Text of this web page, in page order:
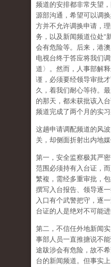
频道的安排都非常失望
源部沟通，希望可以调
方并不允许调换申请，
务，以及新闻频道位处“
会有危险等。后来，港
电视台终于答应将我们
道〉。然而，人事部解
谨，必须要经领导审批
久，着我们耐心等待。
的那天，都未获批该入
频道完成了两个月的实习
这趟申请调配频道的风
关，却侧面折射出内地
第一，安全监察极其严
范围必须持有入台证，
繁複，需经多重审批，
撰写入台报告、领导逐
入口有个武警把守，逐
台证的人是绝对不可能进
第二，不信任外地新闻
事部人员一直推搪说不
途跋涉会有危险，故不
台的新闻频道。但事实